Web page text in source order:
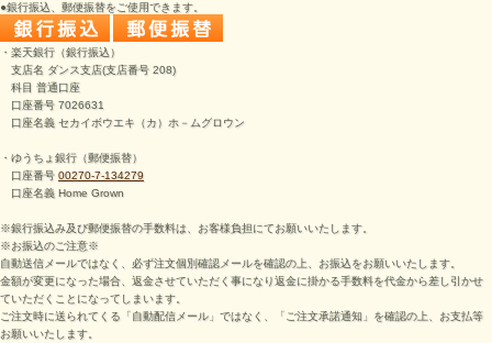
●銀行振込、郵便振替をご使用できます。
・楽天銀行（銀行振込）
支店名 ダンス支店(支店番号 208)
科目 普通口座
口座番号 7026631
口座名義 セカイボウエキ（カ）ホ－ムグロウン
・ゆうちょ銀行（郵便振替）
口座番号 00270-7-134279
口座名義 Home Grown
※銀行振込み及び郵便振替の手数料は、お客様負担にてお願いいたします。
※お振込のご注意※
自動送信メールではなく、必ず注文個別確認メールを確認の上、お振込をお願いいたします。
金額が変更になった場合、返金させていただく事になり返金に掛かる手数料を代金から差し引かせ
ていただくことになってしまいます。
ご注文時に送られてくる「自動配信メール」ではなく、「ご注文承諾通知」を確認の上、お支払等
お願いいたします。